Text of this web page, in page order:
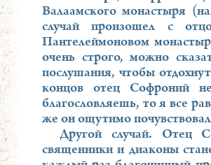
Валаамского монастыря
случай произошел с
Пантелеймоновом
очень строго, можно
послушания, чтобы
концов отец Софроний
благословляешь, то я все
же он ощутимо
Другой случай. Отец
священники и диаконы